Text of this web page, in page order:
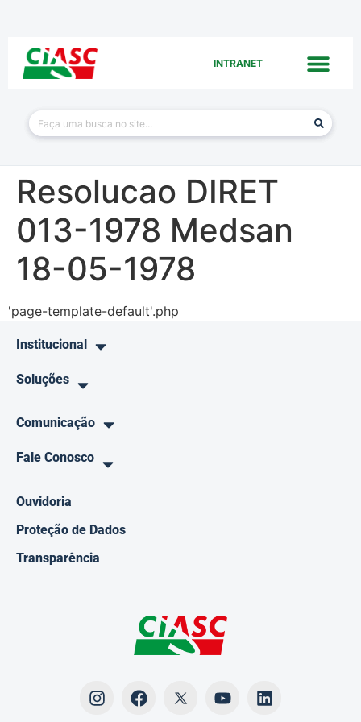
INTRANET
Resolucao DIRET
013-1978 Medsan
18-05-1978
'page-template-default'.php
Institucional
Soluções
Comunicação
Fale Conosco
Ouvidoria
Proteção de Dados
Transparência